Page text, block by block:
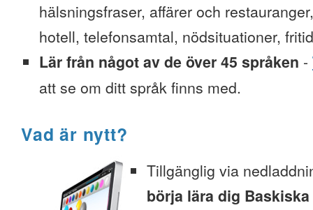
hälsningsfraser, affärer och
hotell, telefonsamtal, nödsituationer,
Lär från något av de över 45 språken -
att se om ditt språk finns med.
Vad är nytt?
Tillgänglig via
börja lära dig